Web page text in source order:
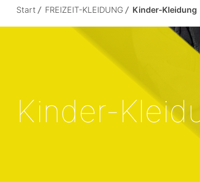
Start / FREIZEIT-KLEIDUNG / Kinder-Kleidung
Kinder-